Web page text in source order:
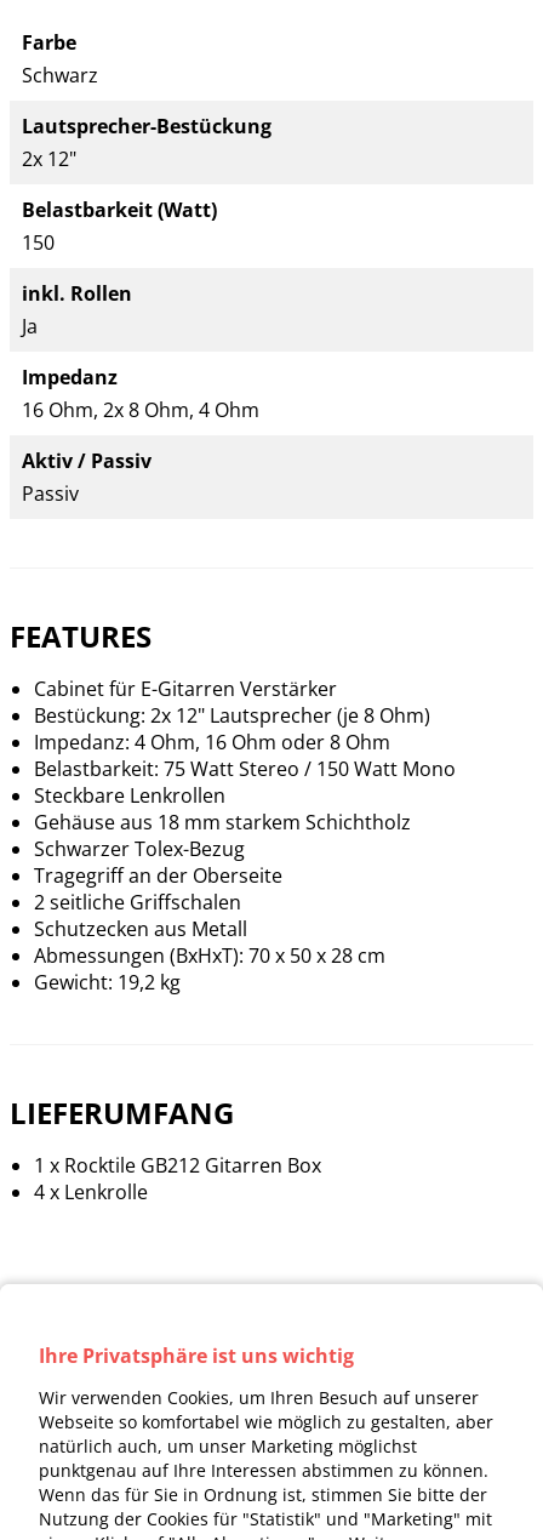
Ihre Privatsphäre ist uns wichtig
Wir verwenden Cookies, um Ihren Besuch auf unserer
Webseite so komfortabel wie möglich zu gestalten, aber
natürlich auch, um unser Marketing möglichst
punktgenau auf Ihre Interessen abstimmen zu können.
Wenn das für Sie in Ordnung ist, stimmen Sie bitte der
Nutzung der Cookies für "Statistik" und "Marketing" mit
Farbe
Schwarz
Lautsprecher-Bestückung
2x 12"
Belastbarkeit (Watt)
150
inkl. Rollen
Ja
Impedanz
16 Ohm, 2x 8 Ohm, 4 Ohm
Aktiv / Passiv
Passiv
FEATURES
Cabinet für E-Gitarren Verstärker
Bestückung: 2x 12" Lautsprecher (je 8 Ohm)
Impedanz: 4 Ohm, 16 Ohm oder 8 Ohm
Belastbarkeit: 75 Watt Stereo / 150 Watt Mono
Steckbare Lenkrollen
Gehäuse aus 18 mm starkem Schichtholz
Schwarzer Tolex-Bezug
Tragegriff an der Oberseite
2 seitliche Griffschalen
Schutzecken aus Metall
Abmessungen (BxHxT): 70 x 50 x 28 cm
Gewicht: 19,2 kg
LIEFERUMFANG
1 x Rocktile GB212 Gitarren Box
4 x Lenkrolle